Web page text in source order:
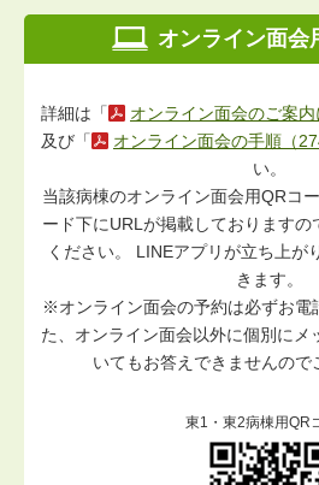
オンライン面会
詳細は「 オンライン面会のご案内
及び「
オンライン面会の手順（
い。
当該病棟のオンライン面会用QRコ
ード下にURLが掲載しておりますの
ください。 LINEアプリが立ち上が
きます。
※オンライン面会の予約は必ずお電
た、オンライン面会以外に個別にメ
いてもお答えできませんので
東1・東2病棟用QR